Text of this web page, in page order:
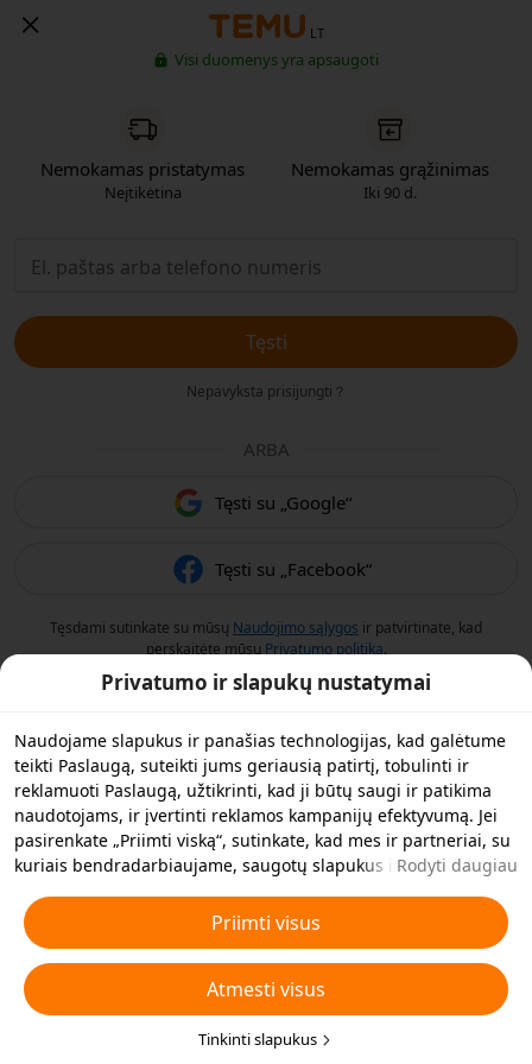
LT
Visi duomenys yra apsaugoti
Nemokamas pristatymas
Neįtikėtina
Nemokamas grąžinimas
Iki 90 d.
Tęsti
Nepavyksta prisijungti？
ARBA
Tęsti su „Google“
Tęsti su „Facebook“
Tęsdami sutinkate su mūsų Naudojimo sąlygos ir patvirtinate, kad
perskaitėte mūsų Privatumo politiką.
Privatumo ir slapukų nustatymai
Naudojame slapukus ir panašias technologijas, kad galėtume
teikti Paslaugą, suteikti jums geriausią patirtį, tobulinti ir
reklamuoti Paslaugą, užtikrinti, kad ji būtų saugi ir patikima
naudotojams, ir įvertinti reklamos kampanijų efektyvumą. Jei
pasirenkate „Priimti viską“, sutinkate, kad mes ir partneriai, su
kuriais bendradarbiaujame, saugotų slapukus ir panašias
„Atmesti visus“ neesminius slapukus arba pasirinkti, kuriuos
slapukų tipus norite priimti arba išjungti, spustelėję toliau
esančią funkciją „Pritaikyti slapukus“ arba bet kuriuo metu
privatumo nustatymuose. Daugiau informacijos rasite mūsų
Slapukų ir panašių technologijų politikoje..
Rodyti daugiau
Priimti visus
Atmesti visus
Tinkinti slapukus